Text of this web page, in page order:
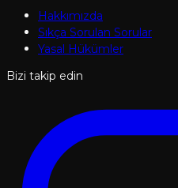
Hakkımızda
Sıkça Sorulan Sorular
Yasal Hükümler
Bizi takip edin